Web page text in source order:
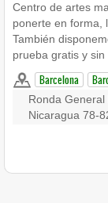
Centro de artes
ponerte en forma,
También
prueba gratis y sin
Barcelona
Ronda General
Nicaragua 78-